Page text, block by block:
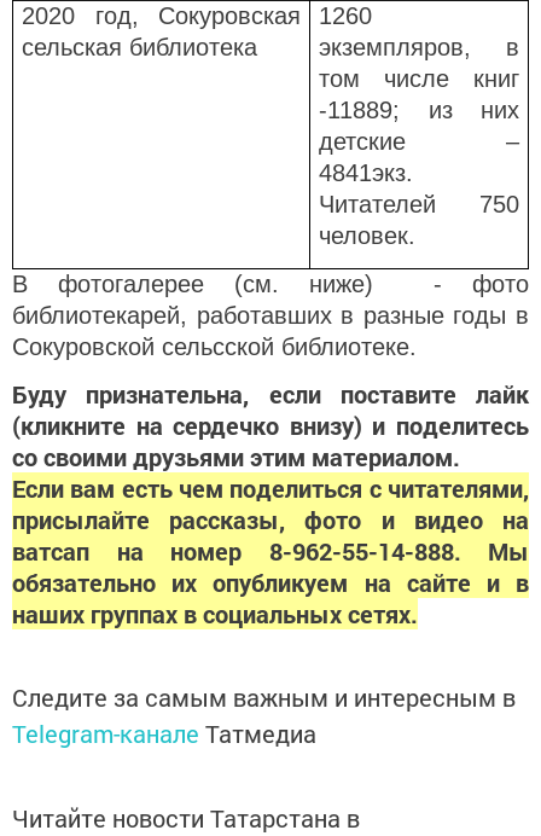
2020 год, Сокуровская
сельская библиотека
1260
экземпляров, в
том числе книг
-11889; из них
детские –
4841экз.
Читателей 750
человек.
В фотогалерее (см. ниже) - фото
библиотекарей, работавших в разные годы в
Сокуровской сельсской библиотеке.
Буду признательна, если поставите лайк
(кликните на сердечко внизу) и поделитесь
со своими друзьями этим материалом.
Если вам есть чем поделиться с читателями,
присылайте рассказы, фото и видео на
ватсап на номер 8-962-55-14-888. Мы
обязательно их опубликуем на сайте и в
наших группах в социальных сетях.
Следите за самым важным и интересным в
Telegram-канале Татмедиа
Читайте новости Татарстана в